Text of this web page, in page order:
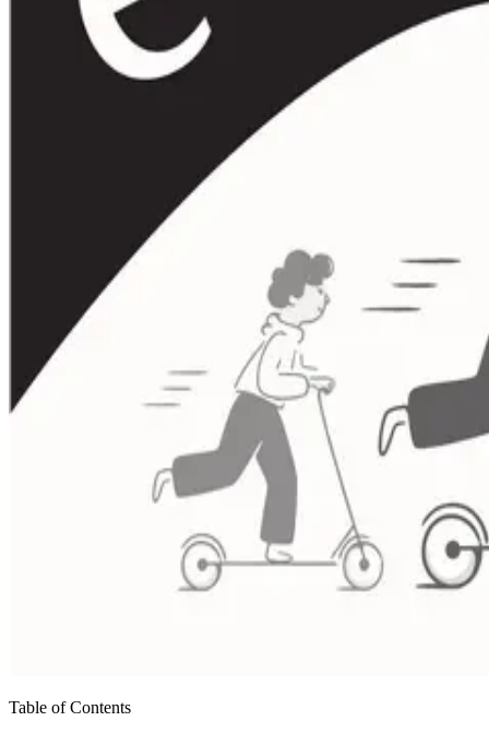
Table of Contents